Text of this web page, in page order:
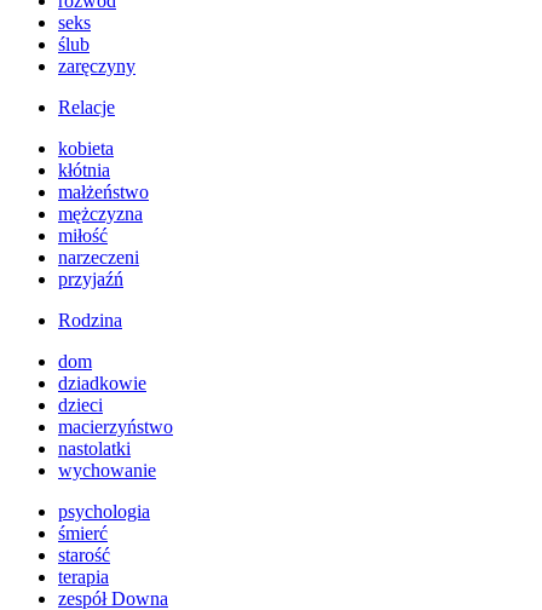
seks
ślub
zaręczyny
Relacje
kobieta
kłótnia
małżeństwo
mężczyzna
miłość
narzeczeni
przyjaźń
Rodzina
dom
dziadkowie
dzieci
macierzyństwo
nastolatki
wychowanie
psychologia
śmierć
starość
terapia
zespół Downa